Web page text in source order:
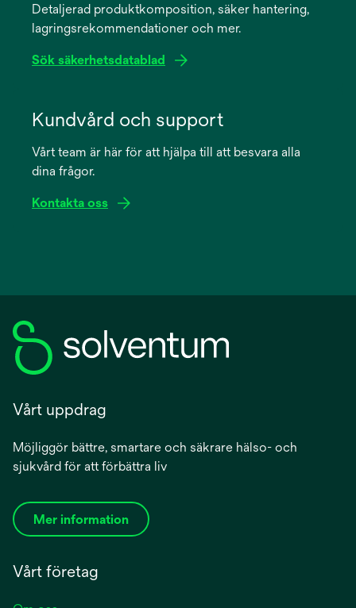
newDetaljerad produktkomposition, säker hantering,
lagringsrekommendationer och mer.
Sök säkerhetsdatablad
new
Kundvård och support
Vårt team är här för att hjälpa till att besvara alla
dina frågor.
Kontakta oss
Vårt uppdrag
Möjliggör bättre, smartare och säkrare hälso- och
sjukvård för att förbättra liv
Mer information
Vårt företag